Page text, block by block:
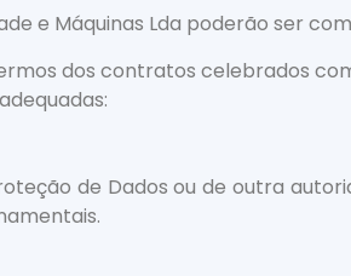
e Máquinas Lda poderão ser
dos contratos celebrados
de Dados ou de outra